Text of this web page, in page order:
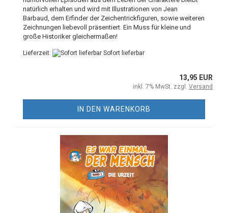
natürlich erhalten und wird mit Illustrationen von Jean
Barbaud, dem Erfinder der Zeichentrickfiguren, sowie weiteren
Zeichnungen liebevoll präsentiert. Ein Muss für kleine und
große Historiker gleichermaßen!
Lieferzeit: Sofort lieferbar
13,95 EUR
inkl. 7% MwSt. zzgl. Versand
IN DEN WARENKORB